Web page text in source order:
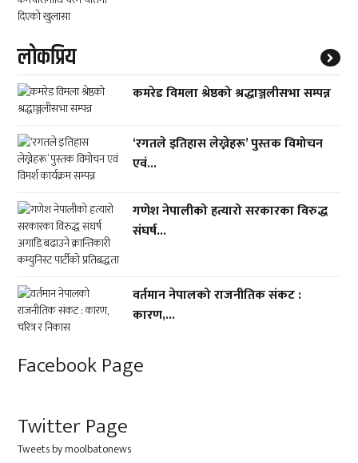
लाेकप्रिय
कमरेड विमला श्रेष्ठको श्रद्धाञ्जलीसभा सम्पन्न
‘रगतले इतिहास लेख्नेहरू’ पुस्तक विमोचन
एवं...
गणेश नेपालीको हत्यारो सरकारका विरुद्ध
संघर्ष...
वर्तमान नेपालको राजनीतिक संकट :
कारण,...
Facebook Page
Twitter Page
Tweets by moolbatonews